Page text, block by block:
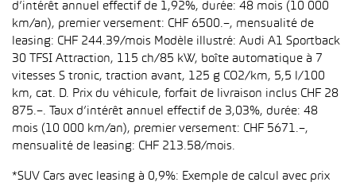
d’intérêt annuel effectif de 1,92%, durée: 48 mois (10 000
km/an), premier versement: CHF 6500.–, mensualité de
leasing: CHF 244.39/mois Modèle illustré: Audi A1 Sportback
30 TFSI Attraction, 115 ch/85 kW, boîte automatique à 7
vitesses S tronic, traction avant, 125 g CO2/km, 5,5 l/100
km, cat. D. Prix du véhicule, forfait de livraison inclus CHF 28
875.–. Taux d’intérêt annuel effectif de 3,03%, durée: 48
mois (10 000 km/an), premier versement: CHF 5671.–,
mensualité de leasing: CHF 213.58/mois.
*SUV Cars avec leasing à 0,9%: Exemple de calcul avec prix